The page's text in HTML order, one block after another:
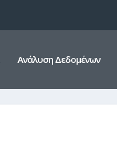
Ανάλυση Δεδομένων